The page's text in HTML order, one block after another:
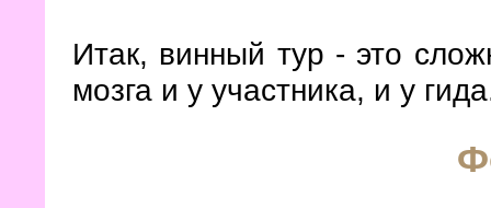
Итак, винный тур - это
мозга и у участника, и у